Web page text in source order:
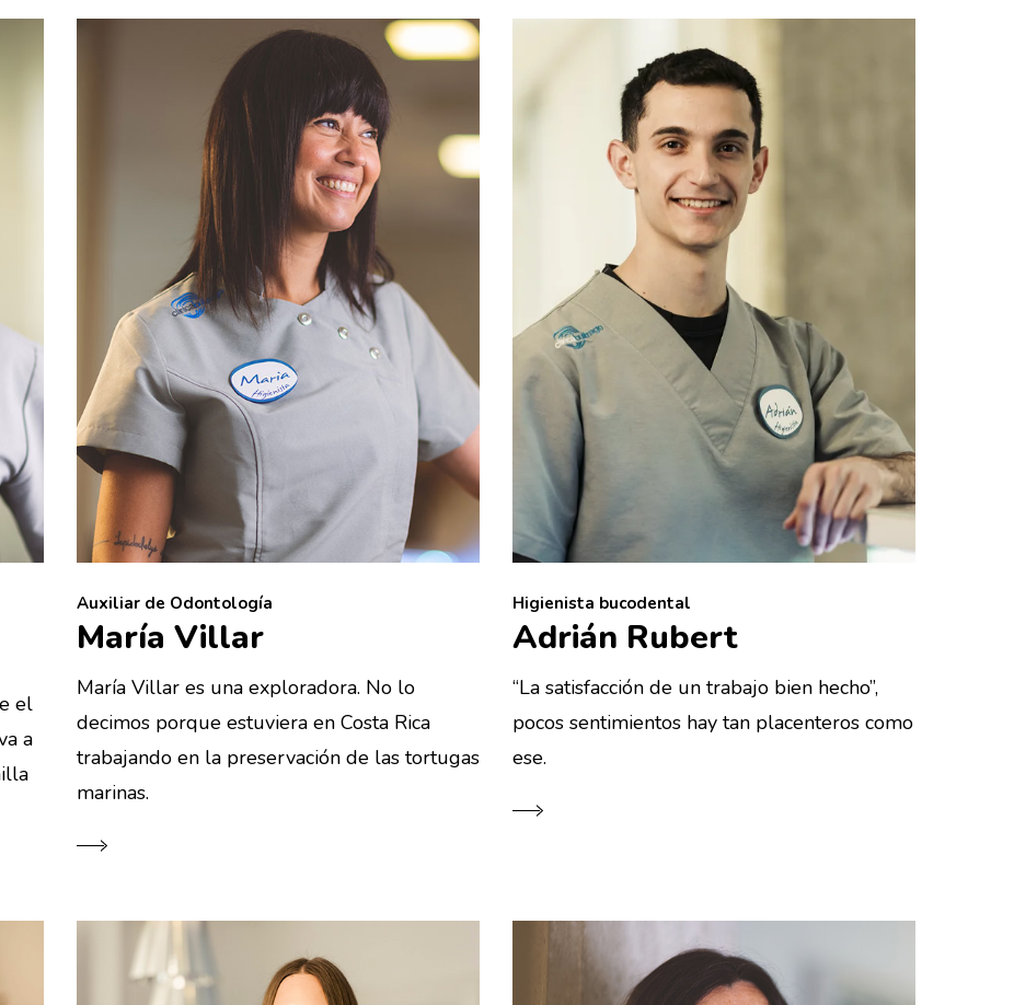
el
a
Auxiliar de Odontología
María Villar
María Villar es una exploradora. No lo
decimos porque estuviera en Costa Rica
trabajando en la preservación de las tortugas
marinas.
Higienista bucodental
Adrián Rubert
“La satisfacción de un trabajo bien hecho”,
pocos sentimientos hay tan placenteros como
ese.